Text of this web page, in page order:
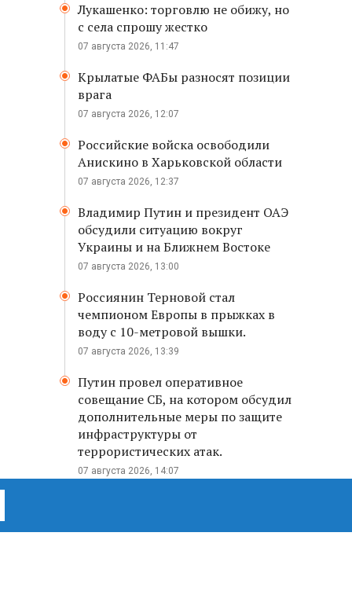
Лукашенко: торговлю не обижу, но
с села спрошу жестко
07 августа 2026, 11:47
Крылатые ФАБы разносят позиции
врага
07 августа 2026, 12:07
Российские войска освободили
Анискино в Харьковской области
07 августа 2026, 12:37
Владимир Путин и президент ОАЭ
обсудили ситуацию вокруг
Украины и на Ближнем Востоке
07 августа 2026, 13:00
Россиянин Терновой стал
чемпионом Европы в прыжках в
воду с 10-метровой вышки.
07 августа 2026, 13:39
Путин провел оперативное
совещание СБ, на котором обсудил
дополнительные меры по защите
инфраструктуры от
террористических атак.
07 августа 2026, 14:07